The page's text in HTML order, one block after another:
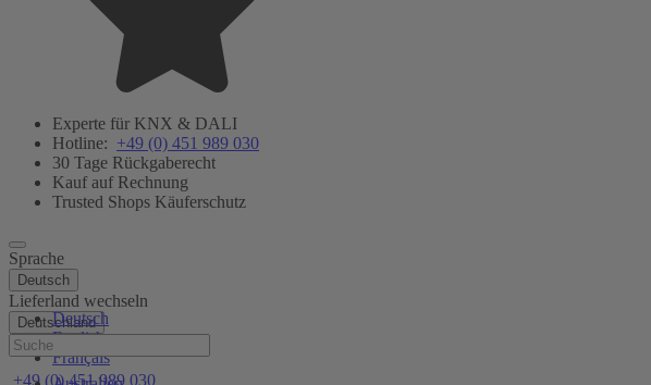
Experte für KNX & DALI
Hotline: +49 (0) 451 989 030
30 Tage Rückgaberecht
Kauf auf Rechnung
Trusted Shops Käuferschutz
Sprache
Deutsch
Deutsch
English
Français
Lieferland wechseln
Deutschland
Hilfe
+49 (0) 451 989 030